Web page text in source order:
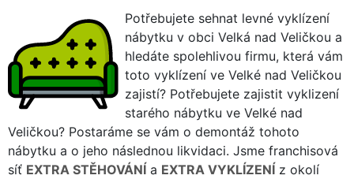
Potřebujete sehnat levné vyklízení
nábytku v obci Velká nad Veličkou a
hledáte spolehlivou firmu, která vám
toto vyklízení ve Velké nad Veličkou
zajistí? Potřebujete zajistit vyklizení
starého nábytku ve Velké nad
Veličkou? Postaráme se vám o demontáž tohoto
nábytku a o jeho následnou likvidaci. Jsme franchisová
síť EXTRA STĚHOVÁNÍ a EXTRA VYKLÍZENÍ z okolí